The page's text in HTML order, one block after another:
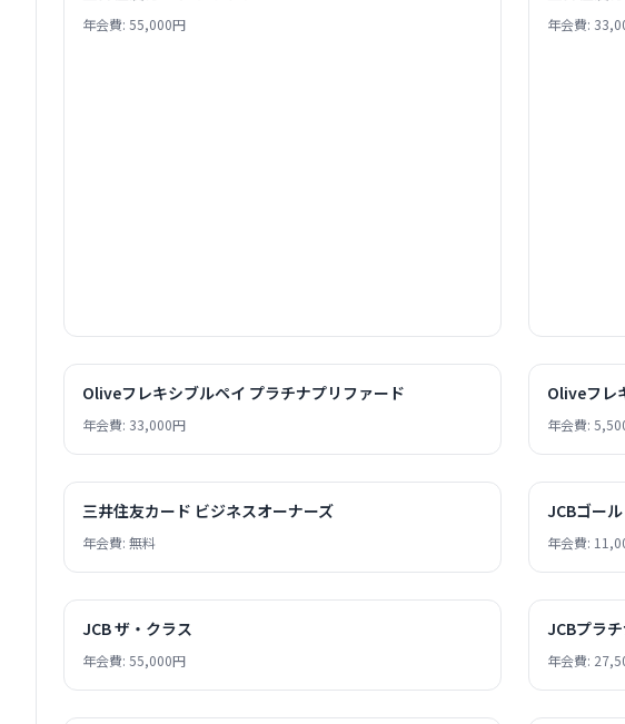
年会費: 55,000円 年会費:
Oliveフレキシブルペイ プラチナプリファード
年会費: 33,000円
Oliveフレ
年会費:
三井住友カード ビジネスオーナーズ
年会費: 無料
JCBゴー
年会費:
JCB ザ・クラス
年会費: 55,000円
JCBプラ
年会費: